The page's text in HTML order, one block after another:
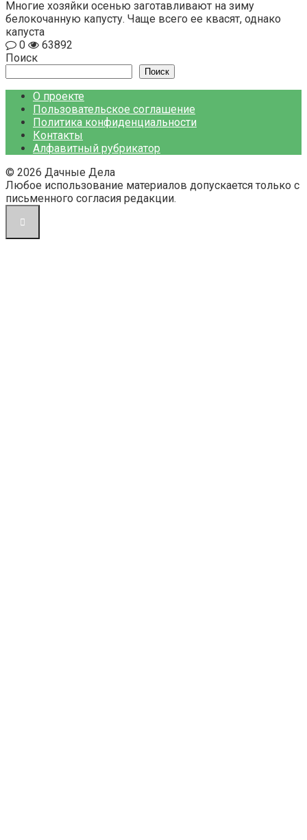
Многие хозяйки осенью заготавливают на зиму
белокочанную капусту. Чаще всего ее квасят, однако
капуста
0
63892
Поиск
Поиск
О проекте
Пользовательское соглашение
Политика конфиденциальности
Контакты
Алфавитный рубрикатор
© 2026 Дачные Дела
Любое использование материалов допускается только с
письменного согласия редакции.